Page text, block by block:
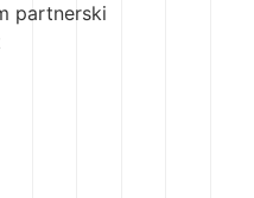
partnerski